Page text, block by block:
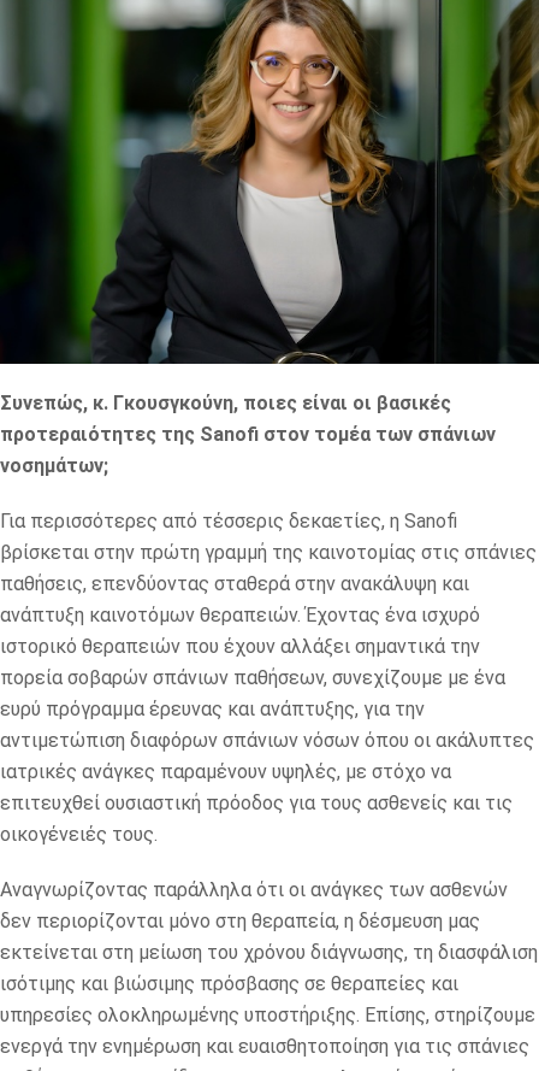
Συνεπώς, κ. Γκουσγκούνη, ποιες είναι οι βασικές
προτεραιότητες της Sanofi στον τομέα των σπάνιων
νοσημάτων;
Για περισσότερες από τέσσερις δεκαετίες, η Sanofi
βρίσκεται στην πρώτη γραμμή της καινοτομίας στις σπάνιες
παθήσεις, επενδύοντας σταθερά στην ανακάλυψη και
ανάπτυξη καινοτόμων θεραπειών. Έχοντας ένα ισχυρό
ιστορικό θεραπειών που έχουν αλλάξει σημαντικά την
πορεία σοβαρών σπάνιων παθήσεων, συνεχίζουμε με ένα
ευρύ πρόγραμμα έρευνας και ανάπτυξης, για την
αντιμετώπιση διαφόρων σπάνιων νόσων όπου οι ακάλυπτες
ιατρικές ανάγκες παραμένουν υψηλές, με στόχο να
επιτευχθεί ουσιαστική πρόοδος για τους ασθενείς και τις
οικογένειές τους.
Αναγνωρίζοντας παράλληλα ότι οι ανάγκες των ασθενών
δεν περιορίζονται μόνο στη θεραπεία, η δέσμευση μας
εκτείνεται στη μείωση του χρόνου διάγνωσης, τη διασφάλιση
ισότιμης και βιώσιμης πρόσβασης σε θεραπείες και
υπηρεσίες ολοκληρωμένης υποστήριξης. Επίσης, στηρίζουμε
ενεργά την ενημέρωση και ευαισθητοποίηση για τις σπάνιες